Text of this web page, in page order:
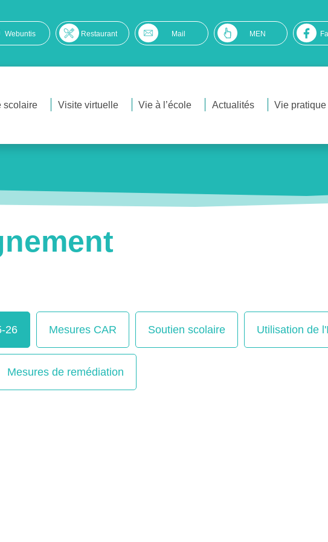
Webuntis Restaurant Mail MEN
scolaire Visite virtuelle Vie à l’école Actualités Vie pratique
26 Mesures CAR Soutien scolaire Utilisation de
Mesures de remédiation